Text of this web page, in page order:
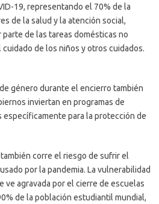
19, representando el 70% de la
de la salud y la atención social,
de las tareas domésticas no
de los niños y otros cuidados.
género durante el encierro también
inviertan en programas de
para la protección de
corre el riesgo de sufrir el
por la pandemia. La vulnerabilidad
ve agravada por el cierre de escuelas
de la población estudiantil mundial,